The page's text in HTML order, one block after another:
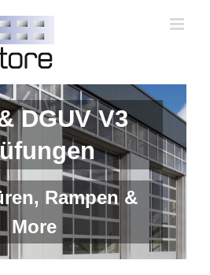
DGUV V3
Rampen &
More